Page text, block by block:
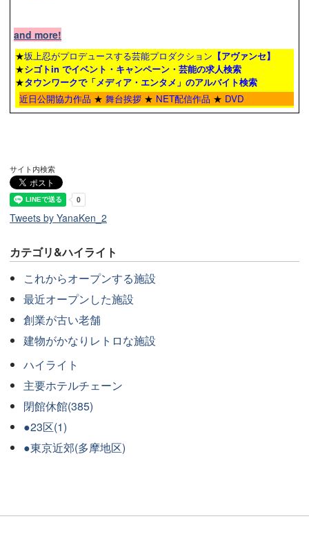
and more!
★坂上忍がプロデュースする芸能プロダクション 【アヴァンセ】
★シゴトin でイベント・キャンペーン・芸能の求人検索
★タウンワークで「メディア・エンタメ」のアルバイト検索
近日公開協力作品 ★ 舞台挨拶 ★ NET配信作品 ★ DVD
サイト内検索
Tweets by YanaKen_2
カテゴリ&ハイライト
これからオープンする施設
最近オープンした施設
創業が古い老舗
建物がかなりレトロな施設
ハイライト
主要ホテルチェーン
閉館休館(385)
●23区(1)
●東京近郊(多摩地区)